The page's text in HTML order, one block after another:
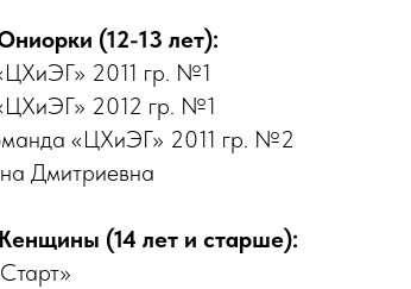
(12-13 лет):
2011 гр. №1
2012 гр. №1
«ЦХиЭГ» 2011 гр. №2
Дмитриевна
(14 лет и старше):